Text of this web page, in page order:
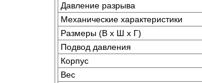
Давление разрыва
Механические характеристики
Размеры (В x Ш x Г)
Подвод давления
Корпус
Вес